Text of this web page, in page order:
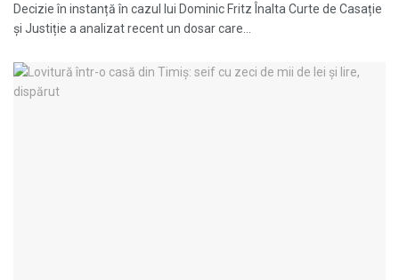
Decizie în instanță în cazul lui Dominic Fritz Înalta Curte de Casație
și Justiție a analizat recent un dosar care...